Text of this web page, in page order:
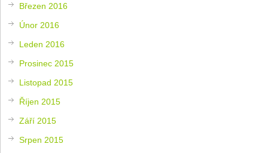
Březen 2016
Únor 2016
Leden 2016
Prosinec 2015
Listopad 2015
Říjen 2015
Září 2015
Srpen 2015